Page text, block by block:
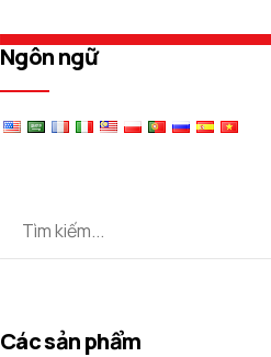
Ngôn ngữ
Các sản phẩm